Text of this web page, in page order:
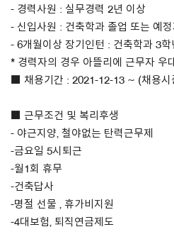
- 경력사원 : 실무경력 2년 이상
- 신입사원 : 건축학과 졸업 또는 예정
- 6개월이상 장기인턴 : 건축학과 3학
* 경력자의 경우 아뜰리에 근무자 우
■ 채용기간 : 2021-12-13 ~ (채용시
■ 근무조건 및 복리후생
- 야근지양, 철야없는 탄력근무제
-금요일 5시퇴근
-월1회 휴무
-건축답사
-명절 선물 , 휴가비지원
-4대보험, 퇴직연금제도